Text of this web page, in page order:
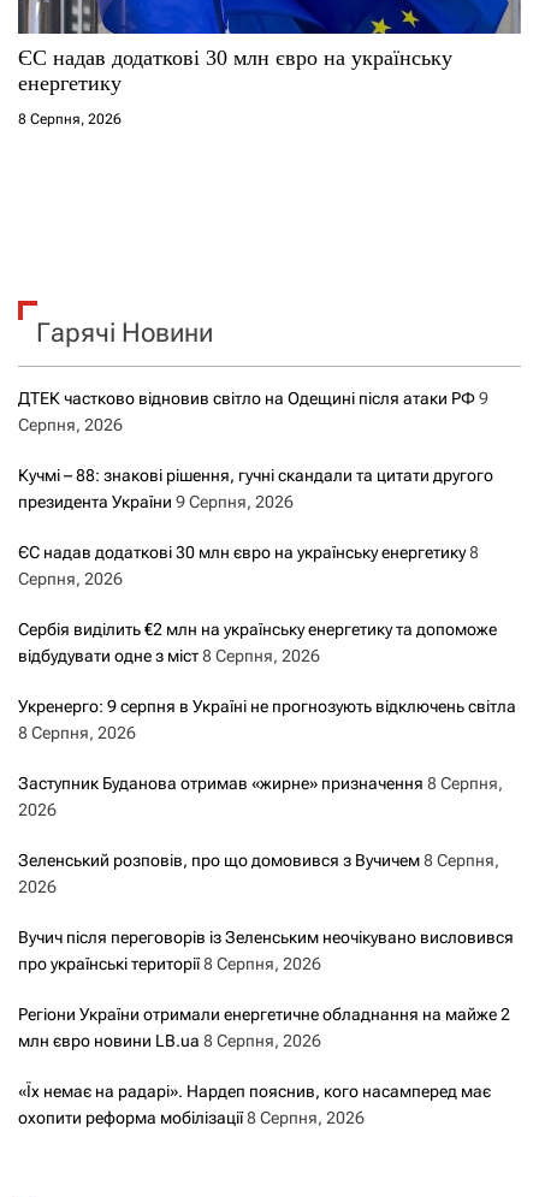
ЄС надав додаткові 30 млн євро на українську
енергетику
8 Серпня, 2026
Гарячі Новини
ДТЕК частково відновив світло на Одещині після атаки РФ9
Серпня, 2026
Кучмі – 88: знакові рішення, гучні скандали та цитати другого
президента України 9 Серпня, 2026
ЄС надав додаткові 30 млн євро на українську енергетику8
Серпня, 2026
Сербія виділить €2 млн на українську енергетику та допоможе
відбудувати одне з міст8 Серпня, 2026
Укренерго: 9 серпня в Україні не прогнозують відключень світла
8 Серпня, 2026
Заступник Буданова отримав «жирне» призначення 8 Серпня,
2026
Зеленський розповів, про що домовився з Вучичем8 Серпня,
2026
Вучич після переговорів із Зеленським неочікувано висловився
про українські території8 Серпня, 2026
Регіони України отримали енергетичне обладнання на майже 2
млн євро новини LB.ua 8 Серпня, 2026
«Їх немає на радарі». Нардеп пояснив, кого насамперед має
охопити реформа мобілізації8 Серпня, 2026